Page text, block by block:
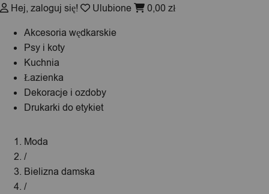
Hej, zaloguj się! Ulubione 0,00 zł
Akcesoria wędkarskie
Psy i koty
Kuchnia
Łazienka
Dekoracje i ozdoby
Drukarki do etykiet
Moda
/
Bielizna damska
/